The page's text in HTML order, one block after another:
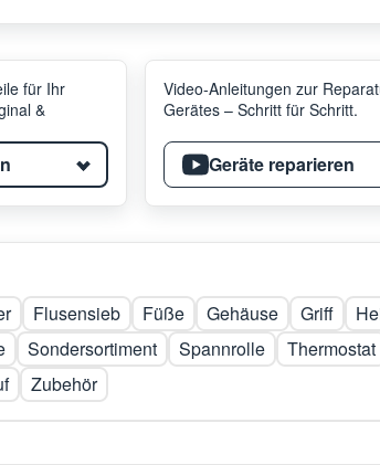
für Ihr
&
Video-Anleitungen zur
Gerätes – Schritt für Schritt.
Geräte reparieren
Flusensieb Füße Gehäuse Griff
Sondersortiment Spannrolle
Thermostat
Zubehör